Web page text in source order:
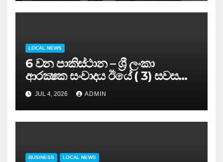
LOCAL NEWS
6 වන පාකිස්ථාන – ශ්‍රී ලංකා
ආරක්‍ෂක සංවාදය ඊයේ ( 3) සවස
සාර්ථකව අවසන් කරයි..
JUL 4, 2026 ADMIN
BUSINESS LOCAL NEWS